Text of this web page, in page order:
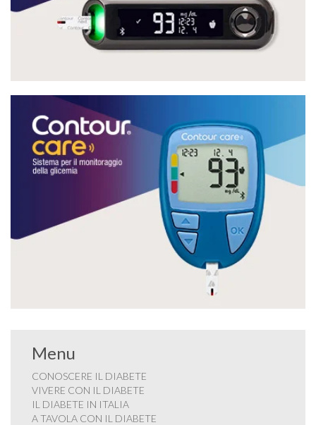
Menu
CONOSCERE IL DIABETE
VIVERE CON IL DIABETE
IL DIABETE IN ITALIA
A TAVOLA CON IL DIABETE